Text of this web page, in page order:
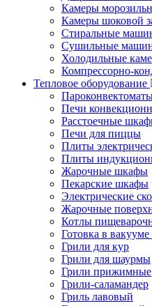
Камеры
Камеры шоковой
Стиральные
Сушильные
Холодильные
Компрессорно-
Тепловое оборудование
Печи
Расстоечные
Печи для пиццы
Плиты
Плиты
Жарочные шкафы
Пекарские шкафы
Электрические
Жарочные
Котлы
Готовка в
Грили для кур
Грили для шаурмы
Грили прижимные
Грили-саламандер
Гриль лавовый